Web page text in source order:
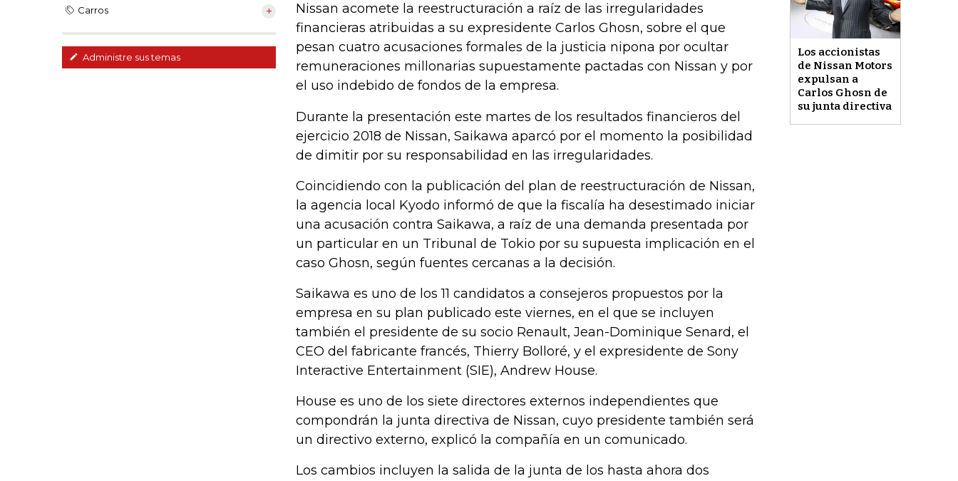
Carros
Administre sus temas
Los accionistas
de Nissan Motors
expulsan a
Carlos Ghosn de
su junta directiva
Nissan acomete la reestructuración a raíz de las irregularidades
financieras atribuidas a su expresidente Carlos Ghosn, sobre el que
pesan cuatro acusaciones formales de la justicia nipona por ocultar
remuneraciones millonarias supuestamente pactadas con Nissan y por
el uso indebido de fondos de la empresa.
Durante la presentación este martes de los resultados financieros del
ejercicio 2018 de Nissan, Saikawa aparcó por el momento la posibilidad
de dimitir por su responsabilidad en las irregularidades.
Coincidiendo con la publicación del plan de reestructuración de Nissan,
la agencia local Kyodo informó de que la fiscalía ha desestimado iniciar
una acusación contra Saikawa, a raíz de una demanda presentada por
un particular en un Tribunal de Tokio por su supuesta implicación en el
caso Ghosn, según fuentes cercanas a la decisión.
Saikawa es uno de los 11 candidatos a consejeros propuestos por la
empresa en su plan publicado este viernes, en el que se incluyen
también el presidente de su socio Renault, Jean-Dominique Senard, el
CEO del fabricante francés, Thierry Bolloré, y el expresidente de Sony
Interactive Entertainment (SIE), Andrew House.
House es uno de los siete directores externos independientes que
compondrán la junta directiva de Nissan, cuyo presidente también será
un directivo externo, explicó la compañía en un comunicado.
Los cambios incluyen la salida de la junta de los hasta ahora dos